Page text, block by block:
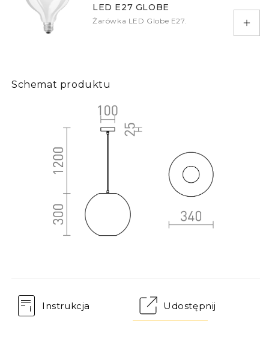
LED E27 GLOBE
Żarówka LED Globe E27.
Schemat produktu
Instrukcja Udostępnij